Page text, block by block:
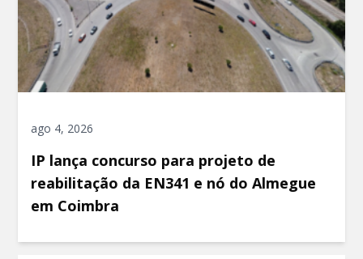
ago 4, 2026
IP lança concurso para projeto de
reabilitação da EN341 e nó do Almegue
em Coimbra